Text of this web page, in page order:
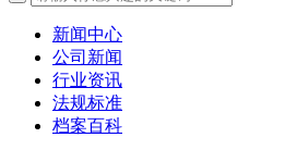
新闻中心
公司新闻
行业资讯
法规标准
档案百科